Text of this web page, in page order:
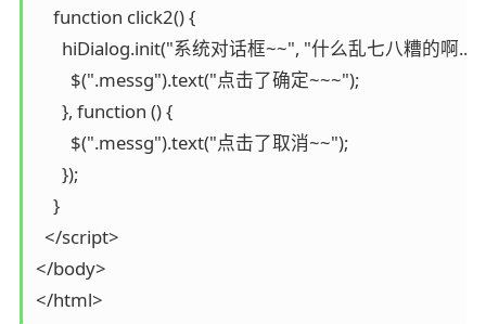
    function click2() {
hiDialog.init("系统对话框~~", "什么乱七八糟的啊...",
        $(".messg").text("点击了确定~~~");
      }, function () {
        $(".messg").text("点击了取消~~");
      });
    }
  </script>
</body>
</html>